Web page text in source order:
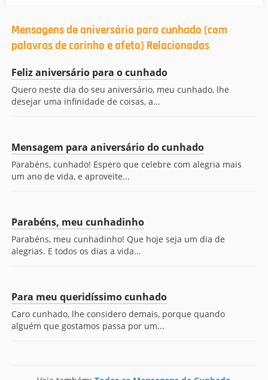
Mensagens de aniversário para cunhado (com
palavras de carinho e afeto) Relacionadas
Feliz aniversário para o cunhado
Quero neste dia do seu aniversário, meu cunhado, lhe
desejar uma infinidade de coisas, a...
Mensagem para aniversário do cunhado
Parabéns, cunhado! Espero que celebre com alegria mais
um ano de vida, e aproveite...
Parabéns, meu cunhadinho
Parabéns, meu cunhadinho! Que hoje seja um dia de
alegrias. E todos os dias a vida...
Para meu queridíssimo cunhado
Caro cunhado, lhe considero demais, porque quando
alguém que gostamos passa por um...